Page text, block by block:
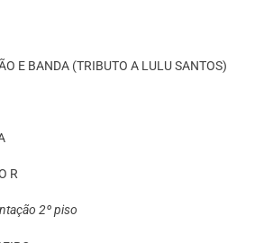
E BANDA (TRIBUTO A LULU SANTOS)
R
2º piso